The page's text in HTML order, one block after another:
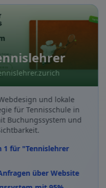
und lokale
für Tennisschule in
und
"Tennislehrer
über Website